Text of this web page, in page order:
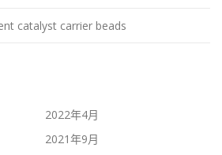
catalyst carrier beads
2022年4月
2021年9月